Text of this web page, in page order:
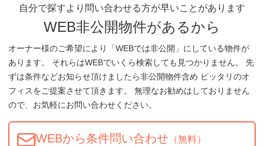
自分で探すより問い合わせる方が早いことがあります
WEB非公開物件があるから
オーナー様のご希望により「WEBでは非公開」にしている物件が
あります。 それらはWEBでいくら検索しても見つかりません。 先
ずは条件などお知らせ頂けましたら非公開物件含め ピッタリのオ
フィスをご提案させて頂きます。 無理なお勧めはしておりません
ので、お気軽にお問い合わせください。
WEBから条件問い合わせ （無料）